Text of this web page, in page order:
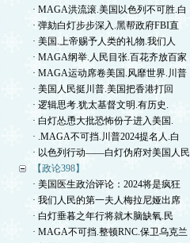
· MAGA洪流滚.美国以色列不可胜.白
· 弹劾白灯步步深入.黑帮政府FBI直
· 美国.上帝赐予人类的礼物.我们人
· MAGA纲举.人民目张.百花齐放百家
· MAGA运动席卷美国.风靡世界.川普
· 美国人民挺川普.美国把香港打回
· 逻辑思考.犹太基督文明.有历史.
· 白灯怂恿大批恐怖份子进入美国.
· .MAGA不可挡.川普2024提名人.白
· 以色列行动——白灯伪府对美国人民
【政论398】
· 美国医生政治评论：2024将是疯狂
· 我们人民的第一夫人梅拉尼娅出席
· 白灯垂暮之年行将就木脑缺氧.民
· MAGA不可挡.整顿RNC.保卫乌克兰